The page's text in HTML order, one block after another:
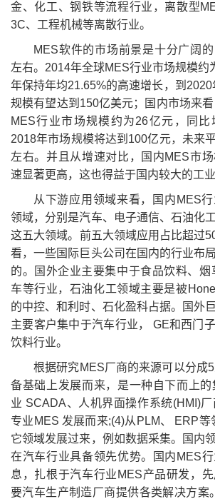
金、化工、钢铁等流程行业，离散型
3C、工程机械等离散行业。
MES软件的市场前景是十分广阔
左右。2014年全球MES行业市场规模约
年保持年均21.65%的高速增长，到
规模有望达到150亿美元；国内市场来
MES行业市场规模约为26亿元，同比
2018年市场规模将达到100亿元，未来
左右。并且从增速对比，国内MES市
速显著更高，这也得益于国内较大的工
从下游应用领域来看，国内MES
领域，分别是汽车、电子通信、石油化
这五大领域。前五大领域应用占比超过
看，一些国际巨头公司在国内的行业布
的。国外企业主要集中于食品饮料、
车等行业，石油化工领域主要是被
的中控、和利时、石化盈科占据。国外
主要客户集中于汽车行业， GE和西门
饮料行业。
根据研究MES厂商的来源可以分成
备基础上发展而来，是一种自下而上的
业 SCADA、人机界面操作系统(HMI)
专业MES 发展而来;(4)从PLM、 ERP等
它领域发展过来，例如数据采集。国内
在汽车行业具备领先优势。国内MES
息，扎根于汽车行业MES产品研发，
要汽车生产制造厂商提供各类解决方案